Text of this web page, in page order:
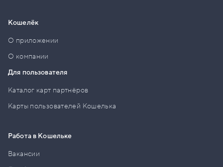
Кошелёк
О приложении
О компании
Для пользователя
Каталог карт партнёров
Карты пользователей Кошелька
Работа в Кошельке
Вакансии